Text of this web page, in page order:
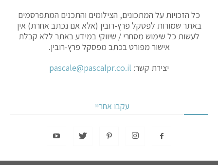
כל הזכויות על המתכונים, הצילומים והתכנים המתפרסמים
באתר שמורות לפסקל פרץ-רובין (אלא אם נכתב אחרת) אין
לעשות כל שימוש מסחרי / שיווקי במידע באתר ללא קבלת
אישור מפורט בכתב מפסקל פרץ-רובין.
יצירת קשר: pascale@pascalpr.co.il
עקבו אחריי